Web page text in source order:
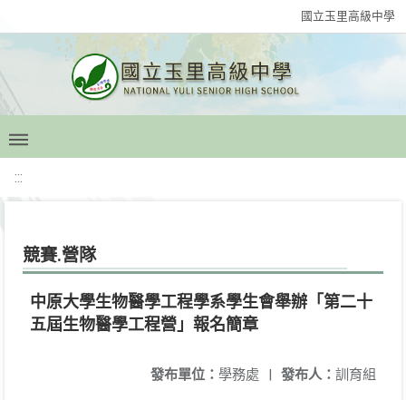
國立玉里高級中學
:::
競賽.營隊
中原大學生物醫學工程學系學生會舉辦「第二十
五屆生物醫學工程營」報名簡章
發布人： 訓育組
發布單位： 學務處 |